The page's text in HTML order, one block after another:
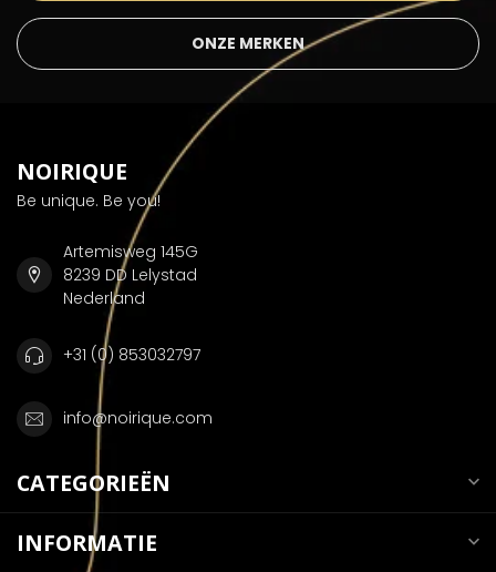
ONZE MERKEN
NOIRIQUE
Be unique. Be you!
Artemisweg 145G
8239 DD Lelystad
Nederland
+31 (0) 853032797
info@noirique.com
CATEGORIEËN
INFORMATIE